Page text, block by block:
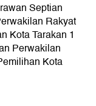
Septian
Rakyat
Kota Tarakan 1
Perwakilan
Kota